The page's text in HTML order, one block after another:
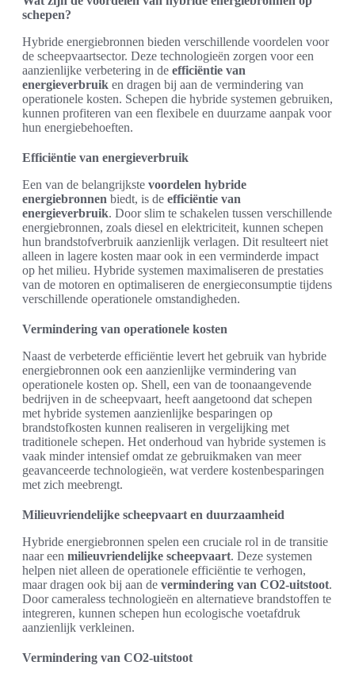
schepen?
Hybride energiebronnen bieden verschillende voordelen voor
de scheepvaartsector. Deze technologieën zorgen voor een
aanzienlijke verbetering in de efficiëntie van
energieverbruik en dragen bij aan de vermindering van
operationele kosten. Schepen die hybride systemen gebruiken,
kunnen profiteren van een flexibele en duurzame aanpak voor
hun energiebehoeften.
Efficiëntie van energieverbruik
Een van de belangrijkste voordelen hybride
energiebronnen biedt, is de efficiëntie van
energieverbruik. Door slim te schakelen tussen verschillende
energiebronnen, zoals diesel en elektriciteit, kunnen schepen
hun brandstofverbruik aanzienlijk verlagen. Dit resulteert niet
alleen in lagere kosten maar ook in een verminderde impact
op het milieu. Hybride systemen maximaliseren de prestaties
van de motoren en optimaliseren de energieconsumptie tijdens
verschillende operationele omstandigheden.
Vermindering van operationele kosten
Naast de verbeterde efficiëntie levert het gebruik van hybride
energiebronnen ook een aanzienlijke vermindering van
operationele kosten op. Shell, een van de toonaangevende
bedrijven in de scheepvaart, heeft aangetoond dat schepen
met hybride systemen aanzienlijke besparingen op
brandstofkosten kunnen realiseren in vergelijking met
traditionele schepen. Het onderhoud van hybride systemen is
vaak minder intensief omdat ze gebruikmaken van meer
geavanceerde technologieën, wat verdere kostenbesparingen
met zich meebrengt.
Milieuvriendelijke scheepvaart en duurzaamheid
Hybride energiebronnen spelen een cruciale rol in de transitie
naar een milieuvriendelijke scheepvaart. Deze systemen
helpen niet alleen de operationele efficiëntie te verhogen,
maar dragen ook bij aan de vermindering van CO2-uitstoot.
Door cameraless technologieën en alternatieve brandstoffen te
integreren, kunnen schepen hun ecologische voetafdruk
aanzienlijk verkleinen.
Vermindering van CO2-uitstoot